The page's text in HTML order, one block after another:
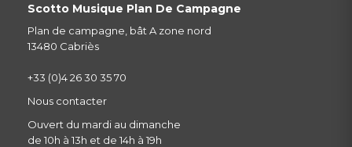
Scotto Musique Plan De Campagne
Plan de campagne, bât A zone nord
13480 Cabriès
+33 (0)4 26 30 35 70
Nous contacter
Ouvert du mardi au dimanche
de 10h à 13h et de 14h à 19h